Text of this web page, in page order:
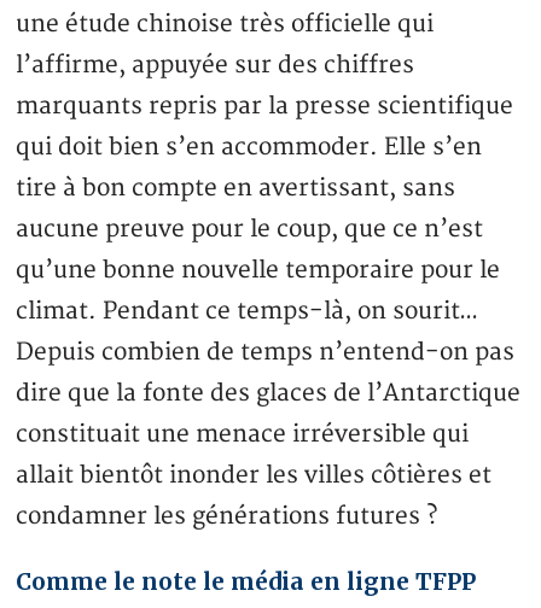
une étude chinoise très officielle qui
l’affirme, appuyée sur des chiffres
marquants repris par la presse scientifique
qui doit bien s’en accommoder. Elle s’en
tire à bon compte en avertissant, sans
aucune preuve pour le coup, que ce n’est
qu’une bonne nouvelle temporaire pour le
climat. Pendant ce temps-là, on sourit…
Depuis combien de temps n’entend-on pas
dire que la fonte des glaces de l’Antarctique
constituait une menace irréversible qui
allait bientôt inonder les villes côtières et
condamner les générations futures ?
Comme le note le média en ligne TFPP